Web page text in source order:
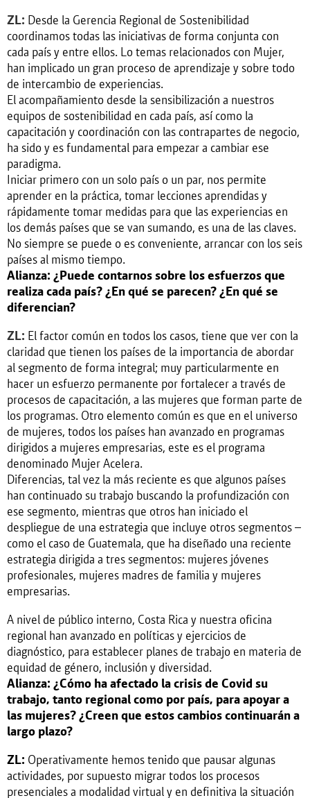
ZL: Desde la Gerencia Regional de Sostenibilidad
coordinamos todas las iniciativas de forma conjunta con
cada país y entre ellos. Lo temas relacionados con Mujer,
han implicado un gran proceso de aprendizaje y sobre todo
de intercambio de experiencias.
El acompañamiento desde la sensibilización a nuestros
equipos de sostenibilidad en cada país, así como la
capacitación y coordinación con las contrapartes de negocio,
ha sido y es fundamental para empezar a cambiar ese
paradigma.
Iniciar primero con un solo país o un par, nos permite
aprender en la práctica, tomar lecciones aprendidas y
rápidamente tomar medidas para que las experiencias en
los demás países que se van sumando, es una de las claves.
No siempre se puede o es conveniente, arrancar con los seis
países al mismo tiempo.
Alianza: ¿Puede contarnos sobre los esfuerzos que
realiza cada país? ¿En qué se parecen? ¿En qué se
diferencian?
ZL: El factor común en todos los casos, tiene que ver con la
claridad que tienen los países de la importancia de abordar
al segmento de forma integral; muy particularmente en
hacer un esfuerzo permanente por fortalecer a través de
procesos de capacitación, a las mujeres que forman parte de
los programas. Otro elemento común es que en el universo
de mujeres, todos los países han avanzado en programas
dirigidos a mujeres empresarias, este es el programa
denominado Mujer Acelera.
Diferencias, tal vez la más reciente es que algunos países
han continuado su trabajo buscando la profundización con
ese segmento, mientras que otros han iniciado el
despliegue de una estrategia que incluye otros segmentos –
como el caso de Guatemala, que ha diseñado una reciente
estrategia dirigida a tres segmentos: mujeres jóvenes
profesionales, mujeres madres de familia y mujeres
empresarias.
A nivel de público interno, Costa Rica y nuestra oficina
regional han avanzado en políticas y ejercicios de
diagnóstico, para establecer planes de trabajo en materia de
equidad de género, inclusión y diversidad.
Alianza: ¿Cómo ha afectado la crisis de Covid su
trabajo, tanto regional como por país, para apoyar a
las mujeres? ¿Creen que estos cambios continuarán a
largo plazo?
ZL: Operativamente hemos tenido que pausar algunas
actividades, por supuesto migrar todos los procesos
presenciales a modalidad virtual y en definitiva la situación